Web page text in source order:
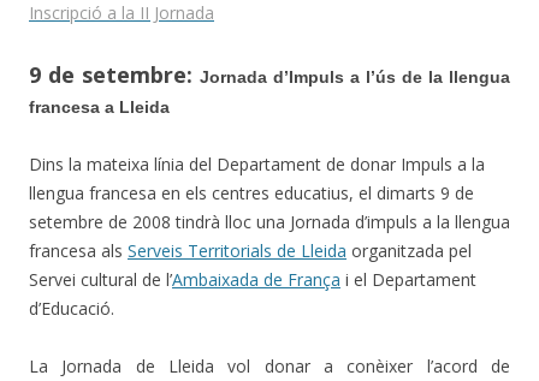
Inscripció a la II Jornada
9 de setembre: Jornada d’Impuls a l’ús de la llengua
francesa a Lleida
Dins la mateixa línia del Departament de donar Impuls a la
llengua francesa en els centres educatius, el dimarts 9 de
setembre de 2008 tindrà lloc una Jornada d’impuls a la llengua
francesa als Serveis Territorials de Lleida organitzada pel
Servei cultural de l’Ambaixada de França i el Departament
d’Educació.
La Jornada de Lleida vol donar a conèixer l’acord de